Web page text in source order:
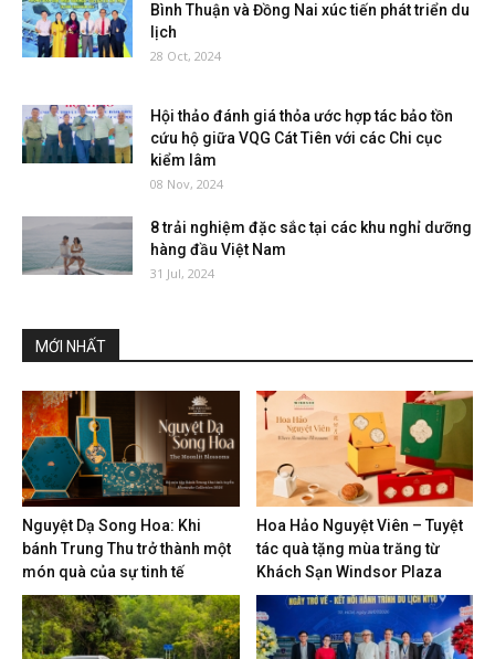
Bình Thuận và Đồng Nai xúc tiến phát triển du
lịch
28 Oct, 2024
Hội thảo đánh giá thỏa ước hợp tác bảo tồn
cứu hộ giữa VQG Cát Tiên với các Chi cục
kiểm lâm
08 Nov, 2024
8 trải nghiệm đặc sắc tại các khu nghỉ dưỡng
hàng đầu Việt Nam
31 Jul, 2024
MỚI NHẤT
Nguyệt Dạ Song Hoa: Khi
bánh Trung Thu trở thành một
món quà của sự tinh tế
Hoa Hảo Nguyệt Viên – Tuyệt
tác quà tặng mùa trăng từ
Khách Sạn Windsor Plaza